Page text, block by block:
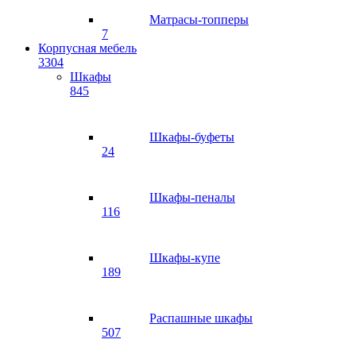
Матрасы-топперы
7
Корпусная мебель
3304
Шкафы
845
Шкафы-буфеты
24
Шкафы-пеналы
116
Шкафы-купе
189
Распашные шкафы
507